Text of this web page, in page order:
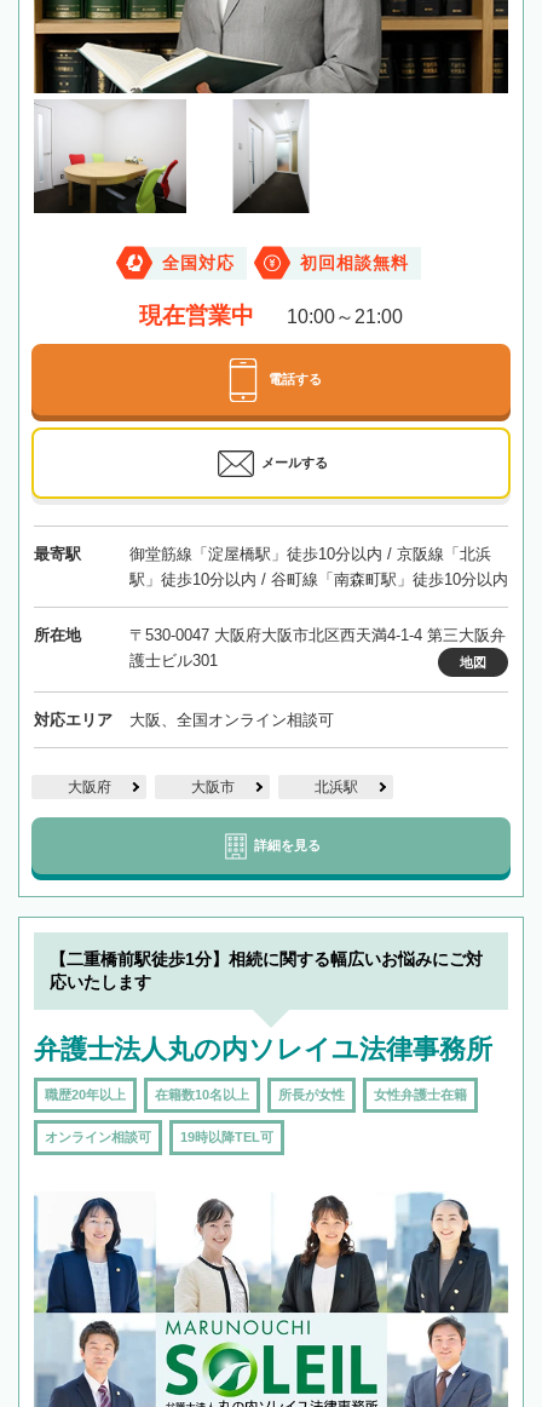
全国対応 初回相談無料
現在営業中 10:00～21:00
電話する
メールする
最寄駅
御堂筋線「淀屋橋駅」徒歩10分以内 / 京阪線「北浜
駅」徒歩10分以内 / 谷町線「南森町駅」徒歩10分以内
所在地
〒530-0047 大阪府大阪市北区西天満4-1-4 第三大阪弁
護士ビル301
地図
対応エリア 大阪、全国オンライン相談可
大阪府 大阪市 北浜駅
詳細を見る
【二重橋前駅徒歩1分】相続に関する幅広いお悩みにご対
応いたします
弁護士法人丸の内ソレイユ法律事務所
職歴20年以上 在籍数10名以上 所長が女性 女性弁護士在籍
オンライン相談可 19時以降TEL可